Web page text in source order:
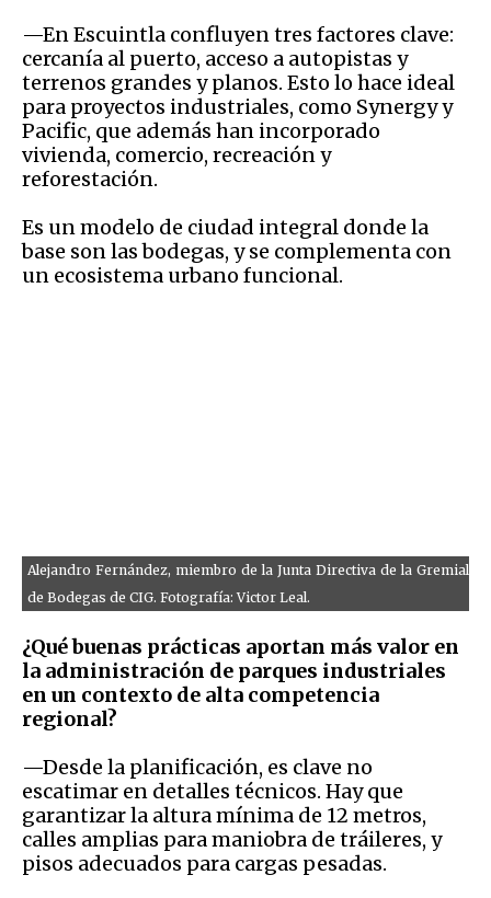
—En Escuintla confluyen tres factores clave:
cercanía al puerto, acceso a autopistas y
terrenos grandes y planos. Esto lo hace ideal
para proyectos industriales, como Synergy y
Pacific, que además han incorporado
vivienda, comercio, recreación y
reforestación.
Es un modelo de ciudad integral donde la
base son las bodegas, y se complementa con
un ecosistema urbano funcional.
Alejandro Fernández, miembro de la Junta Directiva de la Gremial
de Bodegas de CIG. Fotografía: Victor Leal.
¿Qué buenas prácticas aportan más valor en
la administración de parques industriales
en un contexto de alta competencia
regional?
—Desde la planificación, es clave no
escatimar en detalles técnicos. Hay que
garantizar la altura mínima de 12 metros,
calles amplias para maniobra de tráileres, y
pisos adecuados para cargas pesadas.